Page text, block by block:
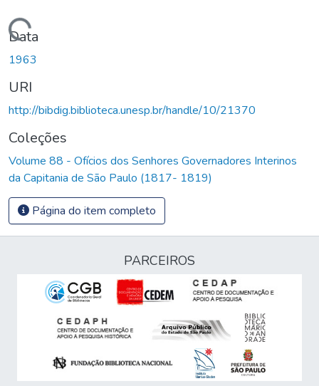
Carregando...
Data
1963
URI
http://bibdig.biblioteca.unesp.br/handle/10/21370
Coleções
Volume 88 - Ofícios dos Senhores Governadores Interinos
da Capitania de São Paulo (1817- 1819)
Página do item completo
PARCEIROS